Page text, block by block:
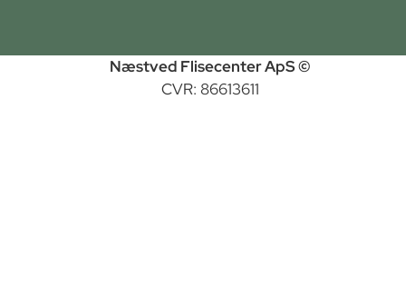
Næstved Flisecenter ApS ©
CVR: 86613611